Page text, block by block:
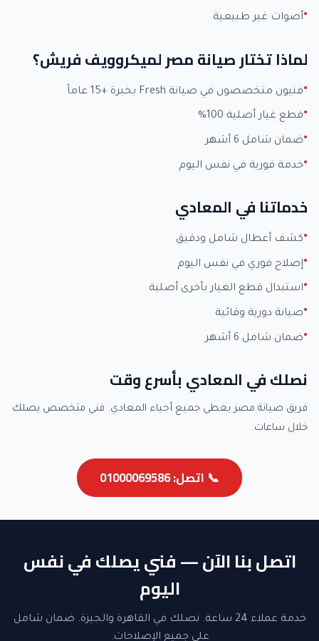
أصوات غير طبيعية
لماذا تختار صيانة مصر لميكروويف فريش؟
فنيون متخصصون في صيانة Fresh بخبرة +15 عاماً
قطع غيار أصلية 100%
ضمان شامل 6 أشهر
خدمة فورية في نفس اليوم
خدماتنا في المعادي
كشف أعطال شامل ودقيق
إصلاح فوري في نفس اليوم
استبدال قطع الغيار بأخرى أصلية
صيانة دورية وقائية
ضمان شامل 6 أشهر
نصلك في المعادي بأسرع وقت
فريق صيانة مصر يغطي جميع أحياء المعادي. فني متخصص يصلك
خلال ساعات.
📞 اتصل: 01000069586
اتصل بنا الآن — فني يصلك في نفس
اليوم
خدمة عملاء 24 ساعة. نصلك في القاهرة والجيزة. ضمان شامل
على جميع الإصلاحات.